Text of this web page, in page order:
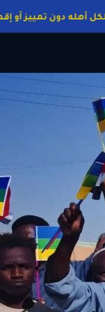
وطنٌ لكل أهله دون